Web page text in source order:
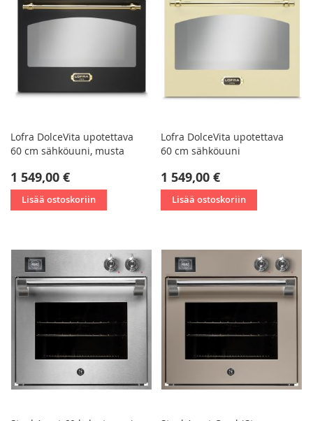
Lofra DolceVita upotettava
60 cm sähköuuni, musta
1 549,00 €
Lisää ostoskoriin
Lofra DolceVita upotettava
60 cm sähköuuni
1 549,00 €
Lisää ostoskoriin